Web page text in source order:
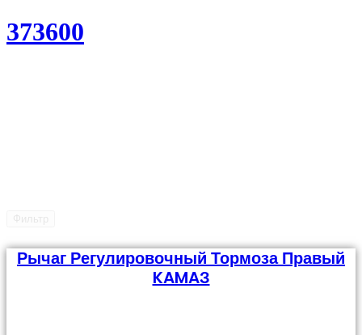
373600
Рычаг Регулировочный Тормоза Правый
KAMAЗ